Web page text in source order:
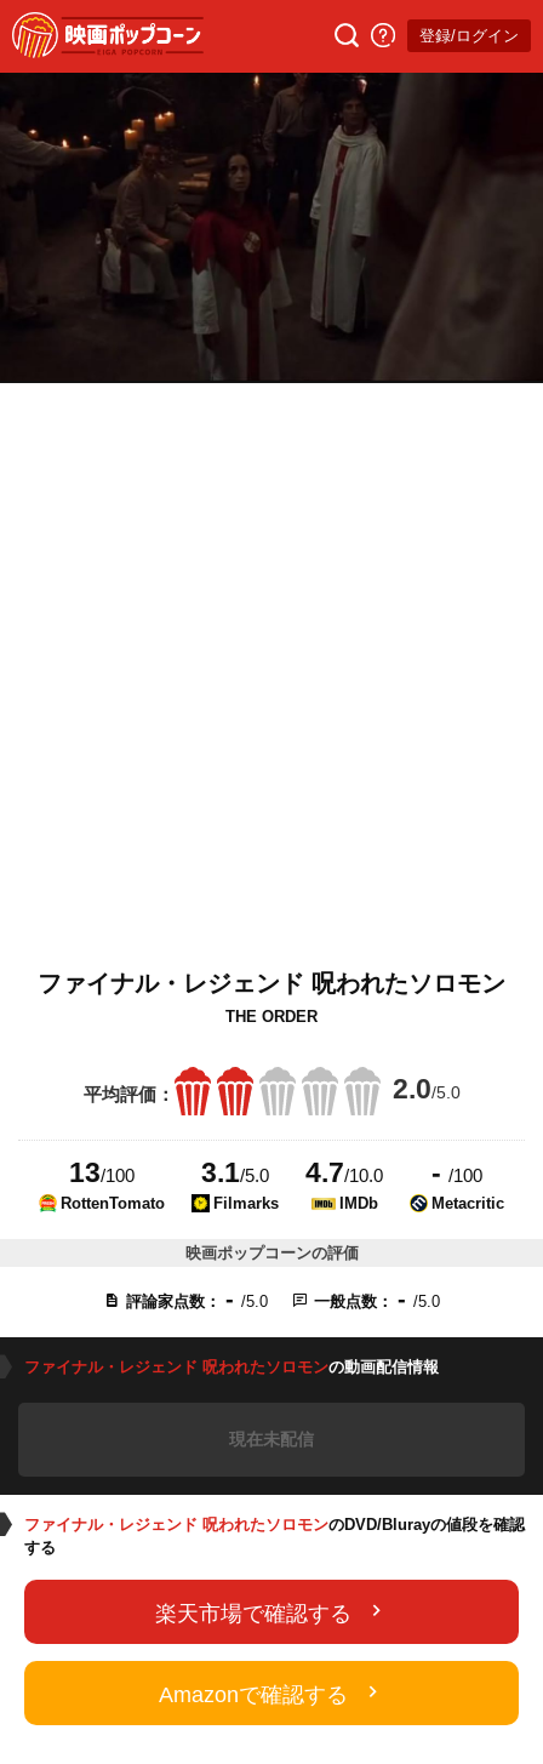
登録/ログイン
ファイナル・レジェンド 呪われたソロモン
THE ORDER
平均評価： 2.0/5.0
13/100
RottenTomato
3.1/5.0
Filmarks
4.7/10.0
IMDb
- /100
Metacritic
映画ポップコーンの評価
評論家点数： - /5.0 一般点数： - /5.0
ファイナル・レジェンド 呪われたソロモンの動画配信情報
現在未配信
ファイナル・レジェンド 呪われたソロモンのDVD/Blurayの値段を確認
する
楽天市場で確認する
Amazonで確認する